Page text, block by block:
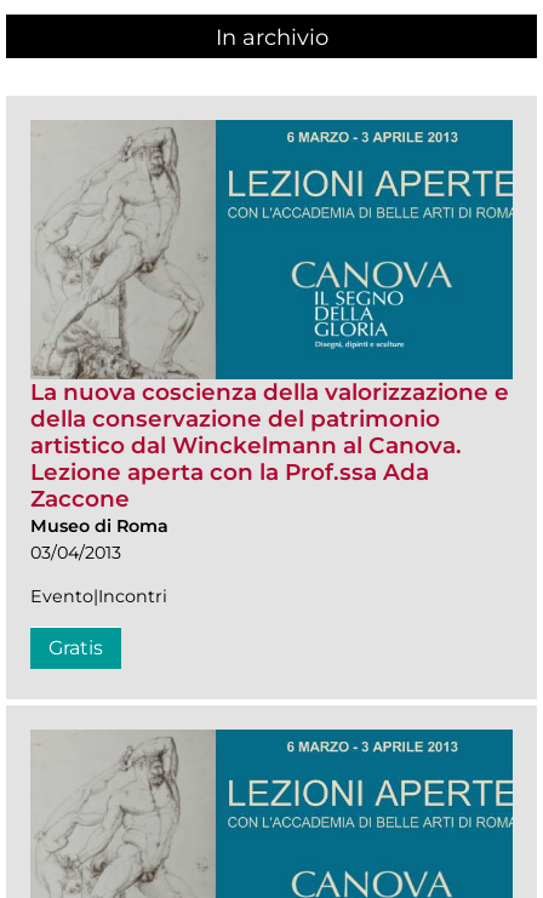
In archivio
La nuova coscienza della valorizzazione e
della conservazione del patrimonio
artistico dal Winckelmann al Canova.
Lezione aperta con la Prof.ssa Ada
Zaccone
Museo di Roma
03/04/2013
Evento|Incontri
Gratis